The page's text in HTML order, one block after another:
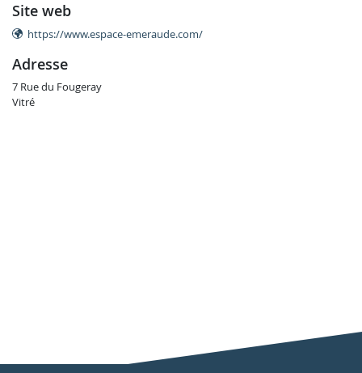
site web
https://www.espace-emeraude.com/
adresse
7 Rue du Fougeray
Vitré